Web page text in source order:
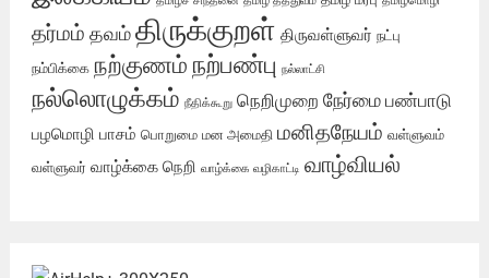
தர்மம் தவம்திருக்குறள் திருவள்ளுவர் நட்பு
நம்பிக்கை நற்குணம் நற்பண்பு நல்லாட்சி
நல்லொழுக்கம் நீதிக்கூறு நெறிமுறை நேர்மை பண்பாடு
பழமொழி பாசம் பொறுமை மன அமைதி மனிதநேயம் வள்ளுவம்
வள்ளுவர் வாழ்க்கை நெறி வாழ்க்கை வழிகாட்டி வாழ்வியல்